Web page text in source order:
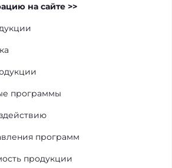
на сайте >>
программы
программ
продукции